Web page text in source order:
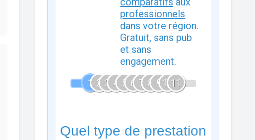
professionnels
dans votre région.
Gratuit, sans pub
et sans
engagement.
1 2 3 4 5 6 7 8 91011
Quel type de prestation